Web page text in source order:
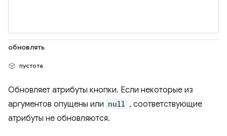
обновлять
пустота
Обновляет атрибуты кнопки. Если некоторые из
аргументов опущены или null , соответствующие
атрибуты не обновляются.